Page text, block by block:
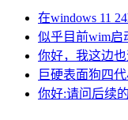
在windows 11
似乎目前wim启
你好，我这边
巨硬表面狗四
你好:请问后续